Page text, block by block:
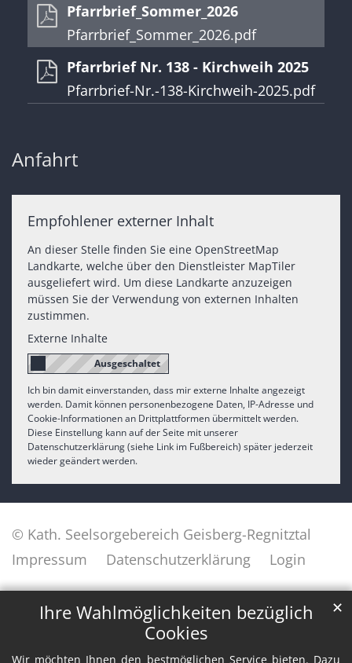
Ihre Wahlmöglichkeiten bezüglich
Cookies
Wir möchten Ihnen den bestmöglichen Service bieten. Dazu
✕
Pfarrbrief_Sommer_2026
Pfarrbrief_Sommer_2026.pdf
Pfarrbrief Nr. 138 - Kirchweih 2025
Pfarrbrief-Nr.-138-Kirchweih-2025.pdf
Anfahrt
Empfohlener externer Inhalt
An dieser Stelle finden Sie eine OpenStreetMap
Landkarte, welche über den Dienstleister MapTiler
ausgeliefert wird. Um diese Landkarte anzuzeigen
müssen Sie der Verwendung von externen Inhalten
zustimmen.
Externe Inhalte
Ich bin damit einverstanden, dass mir externe Inhalte angezeigt
werden. Damit können personenbezogene Daten, IP-Adresse und
Cookie-Informationen an Drittplattformen übermittelt werden.
Diese Einstellung kann auf der Seite mit unserer
Datenschutzerklärung (siehe Link im Fußbereich) später jederzeit
wieder geändert werden.
© Kath. Seelsorgebereich Geisberg-Regnitztal
Impressum
Datenschutzerklärung Login